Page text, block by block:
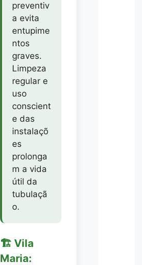
preventiv
a evita
entupime
ntos
graves.
Limpeza
regular e
uso
conscient
e das
instalaçõ
es
prolonga
m a vida
útil da
tubulaçã
o.
🏗️ Vila
Maria: